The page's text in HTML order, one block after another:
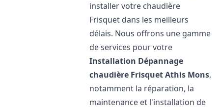
installer votre chaudière
Frisquet dans les meilleurs
délais. Nous offrons une gamme
de services pour votre
Installation Dépannage
chaudière FrisquetAthis Mons,
notamment la réparation, la
maintenance et l'installation de